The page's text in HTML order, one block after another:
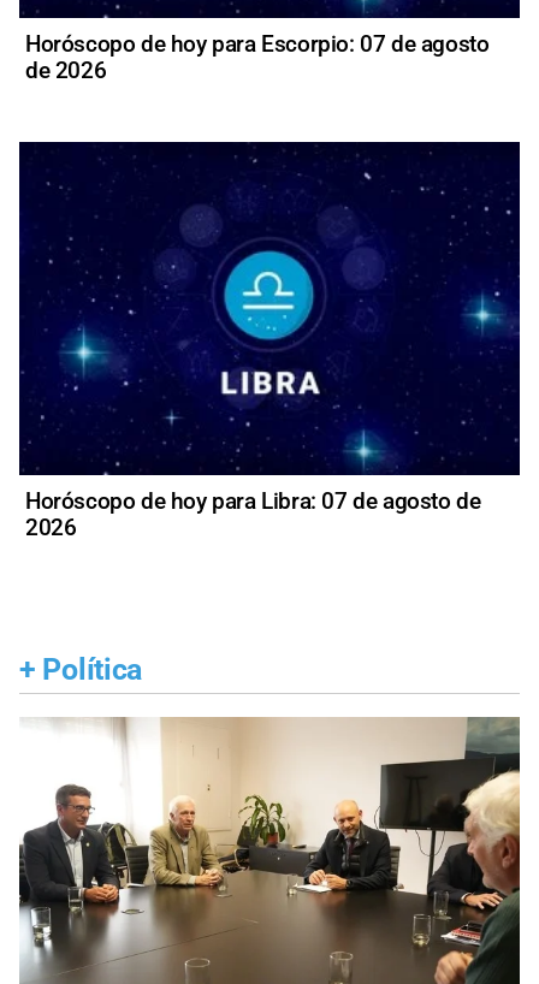
Horóscopo de hoy para Escorpio: 07 de agosto
de 2026
Horóscopo de hoy para Libra: 07 de agosto de
2026
+ Política